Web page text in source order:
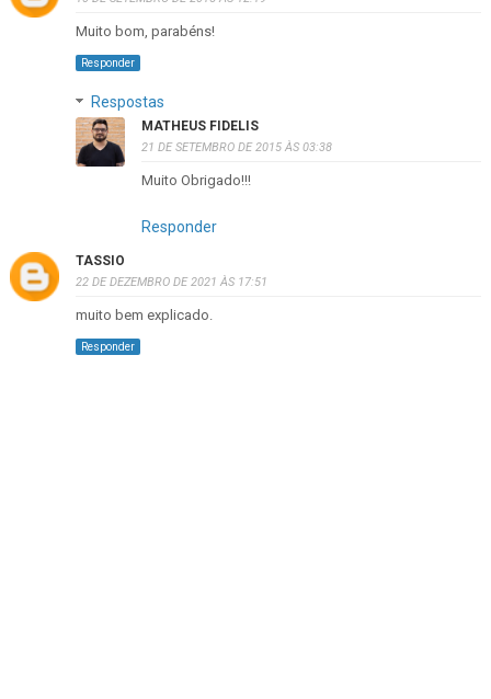
Muito bom, parabéns!
Responder
Respostas
MATHEUS FIDELIS
21 DE SETEMBRO DE 2015 ÀS 03:38
Muito Obrigado!!!
Responder
TASSIO
22 DE DEZEMBRO DE 2021 ÀS 17:51
muito bem explicado.
Responder